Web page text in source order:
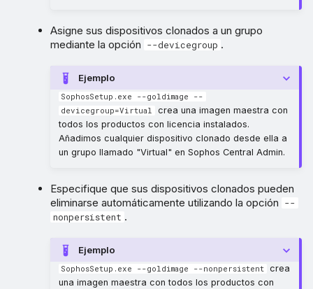
Asigne sus dispositivos clonados a un grupo
mediante la opción
--devicegroup .
Ejemplo
SophosSetup.exe --goldimage --
devicegroup=Virtual
crea una imagen maestra con
todos los productos con licencia instalados.
Añadimos cualquier dispositivo clonado desde ella a
un grupo llamado "Virtual" en Sophos Central Admin.
Especifique que sus dispositivos clonados pueden
eliminarse automáticamente utilizando la opción
--
nonpersistent .
Ejemplo
SophosSetup.exe --goldimage --nonpersistent crea
una imagen maestra con todos los productos con